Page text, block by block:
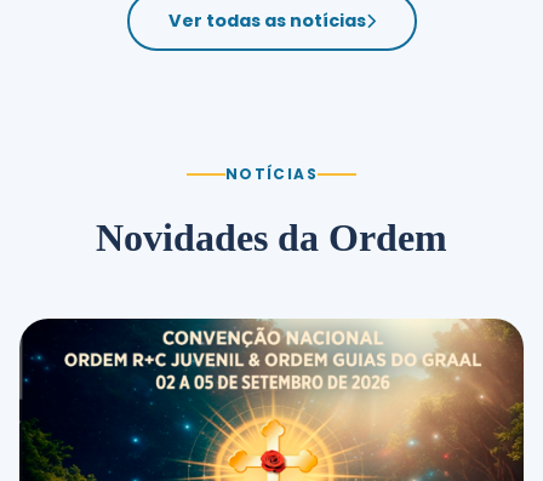
Ver todas as notícias
NOTÍCIAS
Novidades da Ordem